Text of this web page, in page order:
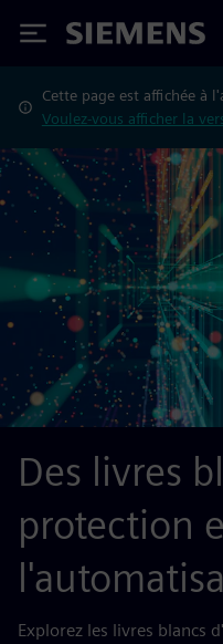
Siemens
Cette page est affichée à
Voulez-vous afficher la
Des livres
protection
Explorez les livres blancs